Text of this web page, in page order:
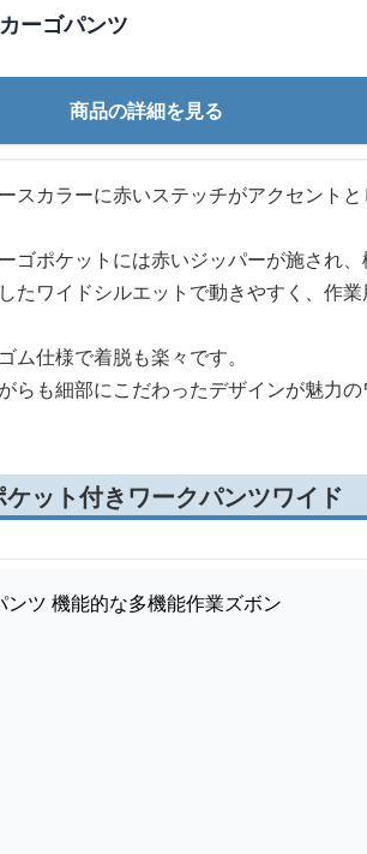
ーゴパンツ
商品の詳細を見る
スカラーに赤いステッチがアクセント
ゴポケットには赤いジッパーが施され
たワイドシルエットで動きやすく、作
ム仕様で着脱も楽々です。
らも細部にこだわったデザインが魅力
ケット付きワークパンツワイド